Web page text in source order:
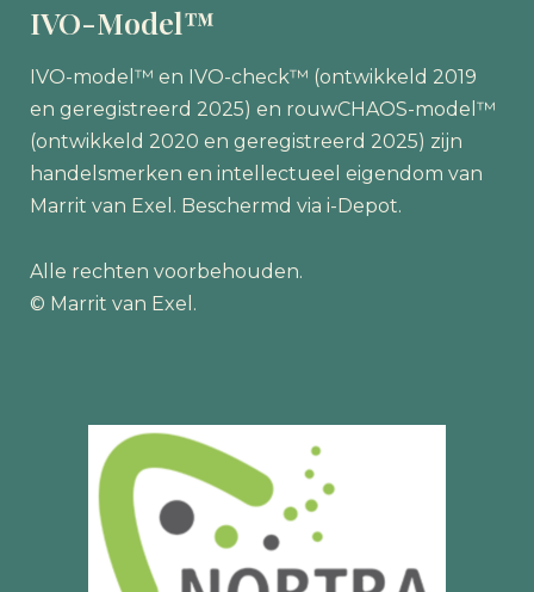
IVO-Model™
IVO-model™ en IVO-check™ (ontwikkeld 2019
en geregistreerd 2025) en rouwCHAOS-model™
(ontwikkeld 2020 en geregistreerd 2025) zijn
handelsmerken en intellectueel eigendom van
Marrit van Exel. Beschermd via i-Depot.
Alle rechten voorbehouden.
© Marrit van Exel.